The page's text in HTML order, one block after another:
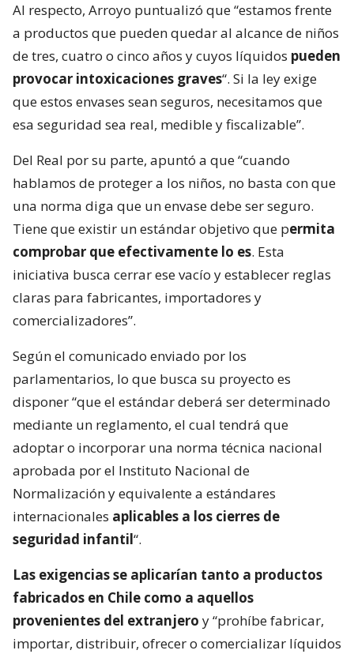
Al respecto, Arroyo puntualizó que “estamos frente
a productos que pueden quedar al alcance de niños
de tres, cuatro o cinco años y cuyos líquidos pueden
provocar intoxicaciones graves“. Si la ley exige
que estos envases sean seguros, necesitamos que
esa seguridad sea real, medible y fiscalizable”.
Del Real por su parte, apuntó a que “cuando
hablamos de proteger a los niños, no basta con que
una norma diga que un envase debe ser seguro.
Tiene que existir un estándar objetivo que permita
comprobar que efectivamente lo es. Esta
iniciativa busca cerrar ese vacío y establecer reglas
claras para fabricantes, importadores y
comercializadores”.
Según el comunicado enviado por los
parlamentarios, lo que busca su proyecto es
disponer “que el estándar deberá ser determinado
mediante un reglamento, el cual tendrá que
adoptar o incorporar una norma técnica nacional
aprobada por el Instituto Nacional de
Normalización y equivalente a estándares
internacionales aplicables a los cierres de
seguridad infantil“.
Las exigencias se aplicarían tanto a productos
fabricados en Chile como a aquellos
provenientes del extranjero y “prohíbe fabricar,
importar, distribuir, ofrecer o comercializar líquidos